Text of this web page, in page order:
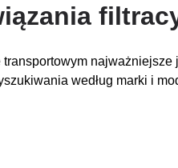
transportowym
według marki i